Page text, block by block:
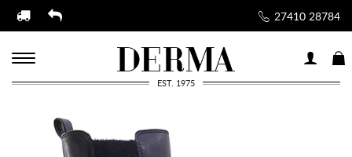
27410 28784
EST. 1975